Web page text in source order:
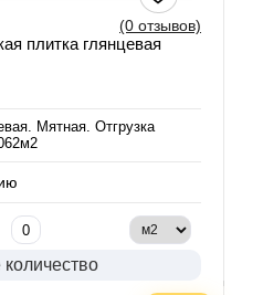
(0 отзывов)
плитка глянцевая
Мятная. Отгрузка